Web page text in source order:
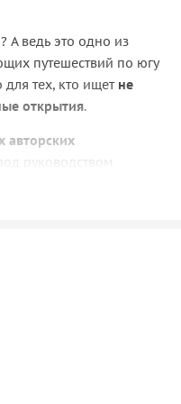
А ведь это одно из
путешествий по югу
тех, кто ищет не
открытия.
авторских
руководством
и работает в
Пханг Нга, Као Лак,